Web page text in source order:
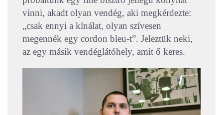
vinni, akadt olyan vendég, aki megkérdezte:
„csak ennyi a kínálat, olyan szívesen
megennék egy cordon bleu-t”. Jeleztük neki,
az egy másik vendéglátóhely, amit ő keres.